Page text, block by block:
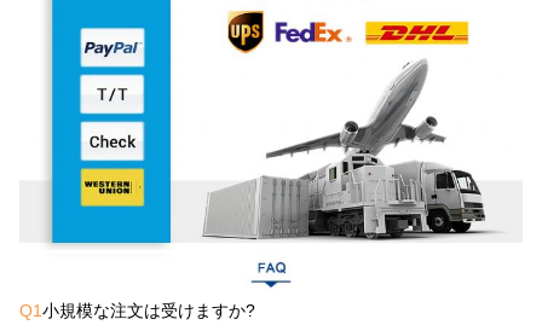
Q1小規模な注文は受けますか?